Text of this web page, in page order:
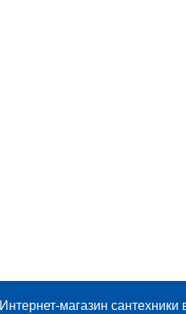
Интернет-магазин сантехники